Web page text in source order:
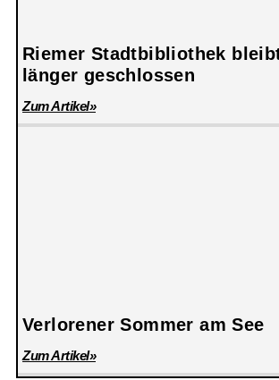
Riemer Stadtbibliothek
länger geschlossen
Zum Artikel»
Verlorener Sommer am See
Zum Artikel»